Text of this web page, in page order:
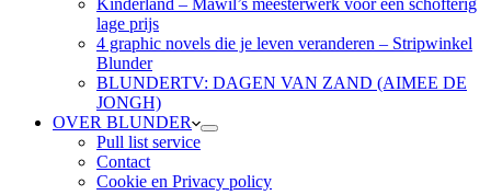
Kinderland – Mawil’s meesterwerk voor een schofterig
lage prijs
4 graphic novels die je leven veranderen – Stripwinkel
Blunder
BLUNDERTV: DAGEN VAN ZAND (AIMEE DE
JONGH)
OVER BLUNDER
Pull list service
Contact
Cookie en Privacy policy